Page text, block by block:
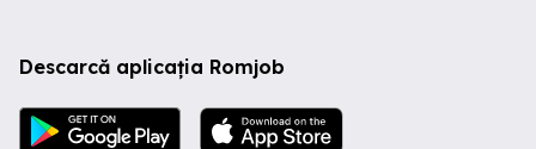
Descarcă aplicația Romjob